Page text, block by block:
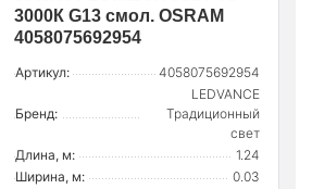
3000К G13 смол. OSRAM
4058075692954
Артикул: 4058075692954
Бренд:
LEDVANCE
Традиционный
свет
Длина, м:
1.24
Ширина, м:
0.03